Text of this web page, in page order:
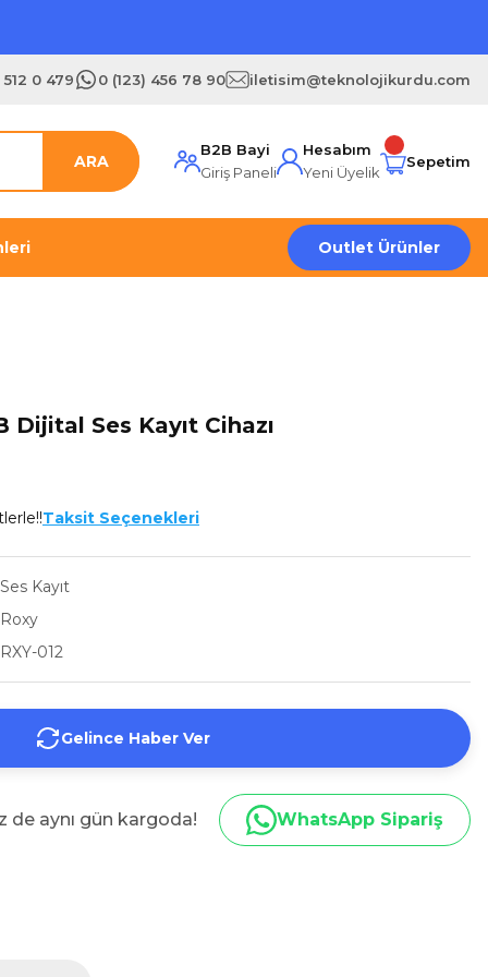
512 0 479 0 (123) 456 78 90 iletisim@teknolojikurdu.com
ARA
B2B Bayi
Giriş Paneli
Hesabım
Yeni Üyelik
Sepetim
Outlet Ürünler
Dijital Ses Kayıt Cihazı
Taksit Seçenekleri
Ses Kayıt
Roxy
RXY-012
Gelince Haber Ver
de aynı gün kargoda! WhatsApp Sipariş